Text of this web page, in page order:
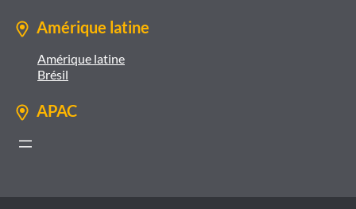
Amérique latine
Amérique latine
Brésil
APAC